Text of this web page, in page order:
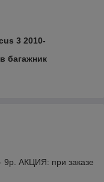
3 2010-
багажник
9р. АКЦИЯ: при заказе